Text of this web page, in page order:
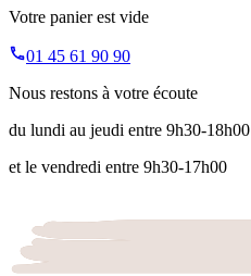
Votre panier est vide
01 45 61 90 90
Nous restons à votre écoute
du lundi au jeudi entre 9h30-18h00
et le vendredi entre 9h30-17h00